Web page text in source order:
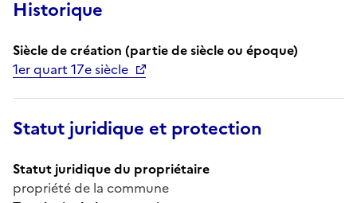
Historique
Siècle de création (partie de siècle ou époque)
1er quart 17e siècle
Statut juridique et protection
Statut juridique du propriétaire
propriété de la commune